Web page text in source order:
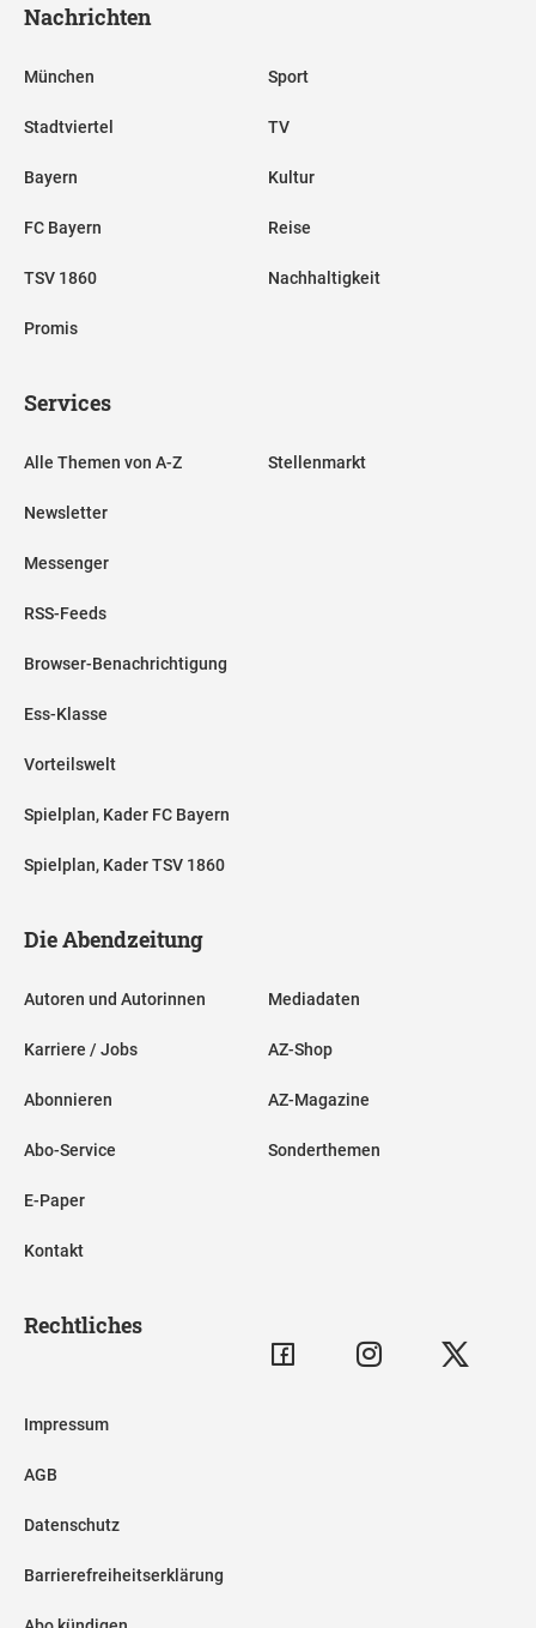
Nachrichten
München
Stadtviertel
Bayern
FC Bayern
TSV 1860
Promis
Sport
TV
Kultur
Reise
Nachhaltigkeit
Services
Alle Themen von A-Z
Newsletter
Messenger
RSS-Feeds
Browser-Benachrichtigung
Ess-Klasse
Vorteilswelt
Spielplan, Kader FC Bayern
Spielplan, Kader TSV 1860
Stellenmarkt
Die Abendzeitung
Autoren und Autorinnen
Karriere / Jobs
Abonnieren
Abo-Service
E-Paper
Kontakt
Mediadaten
AZ-Shop
AZ-Magazine
Sonderthemen
Rechtliches
Impressum
AGB
Datenschutz
Barrierefreiheitserklärung